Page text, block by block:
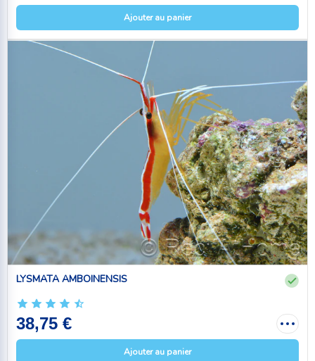
Ajouter au panier
LYSMATA AMBOINENSIS
38,75 €
Ajouter au panier